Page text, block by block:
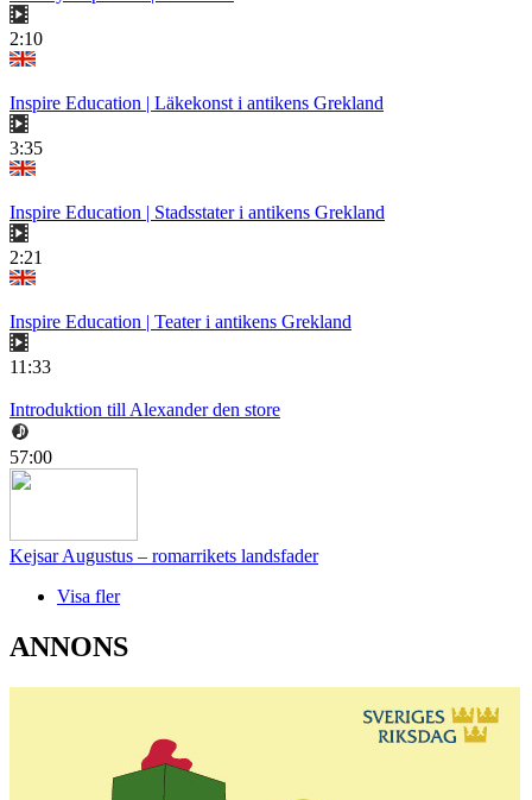
2:10
Inspire Education | Läkekonst i antikens Grekland
3:35
Inspire Education | Stadsstater i antikens Grekland
2:21
Inspire Education | Teater i antikens Grekland
11:33
Introduktion till Alexander den store
57:00
Kejsar Augustus – romarrikets landsfader
Visa fler
ANNONS